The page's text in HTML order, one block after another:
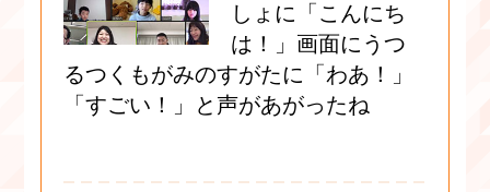
しょに「こんにち
は！」画面にうつ
るつくもがみのすがたに「わあ！」
「すごい！」と声があがったね